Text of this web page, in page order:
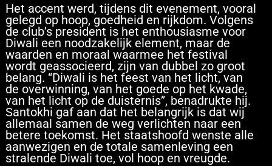
Het accent werd, tijdens dit evenement, vooral
gelegd op hoop, goedheid en rijkdom. Volgens
de club’s president is het enthousiasme voor
Diwali een noodzakelijk element, maar de
waarden en moraal waarmee het festival
wordt geassocieerd, zijn van dubbel zo groot
belang. “Diwali is het feest van het licht, van
de overwinning, van het goede op het kwade,
van het licht op de duisternis”, benadrukte hij.
Santokhi gaf aan dat het belangrijk is dat wij
allemaal samen de weg verlichten naar een
betere toekomst. Het staatshoofd wenste alle
aanwezigen en de totale samenleving een
stralende Diwali toe, vol hoop en vreugde.